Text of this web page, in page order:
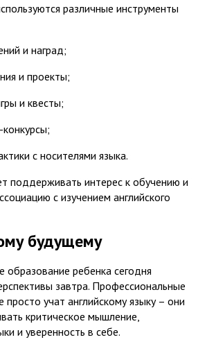
различные инструменты
и наград;
и проекты;
и квесты;
с носителями языка.
поддерживать интерес к обучению и
с изучением английского
будущему
образование ребенка сегодня
завтра. Профессиональные
просто учат английскому языку – они
критическое мышление,
и уверенность в себе.